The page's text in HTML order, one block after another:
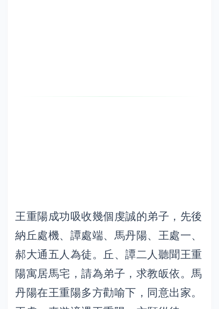
王重陽成功吸收幾個虔誠的弟子，先後
納丘處機、譚處端、馬丹陽、王處一、
郝大通五人為徒。丘、譚二人聽聞王重
陽寓居馬宅，請為弟子，求教皈依。馬
丹陽在王重陽多方勸喻下，同意出家。